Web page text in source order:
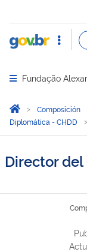
Abrir menu
Fundação
Você está aqui:
InicioComposición
Diplomática - CHDD
Director del